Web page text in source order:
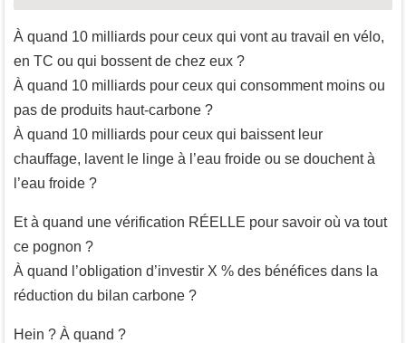
À quand 10 milliards pour ceux qui vont au travail en vélo,
en TC ou qui bossent de chez eux ?
À quand 10 milliards pour ceux qui consomment moins ou
pas de produits haut-carbone ?
À quand 10 milliards pour ceux qui baissent leur
chauffage, lavent le linge à l’eau froide ou se douchent à
l’eau froide ?
Et à quand une vérification RÉELLE pour savoir où va tout
ce pognon ?
À quand l’obligation d’investir X % des bénéfices dans la
réduction du bilan carbone ?
Hein ? À quand ?